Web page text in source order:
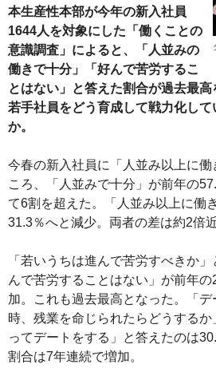
本生産性本部が今年の新入社員
1644人を対象にした「働くことの
意識調査」によると、「人並みの
働きで十分」「好んで苦労するこ
とはない」と答えた割合が過去最
若手社員をどう育成して戦力化して
か。
今春の新入社員に「人並み以上に働
ころ、「人並みで十分」が前年の
て6割を超えた。「人並み以上に働
31.3％へと減少。両者の差は約2
「若いうちは進んで苦労すべきか
んで苦労することはない」が前年
加。これも過去最高となった。「
時、残業を命じられたらどうする
ってデートをする」と答えたのは
割合は7年連続で増加。